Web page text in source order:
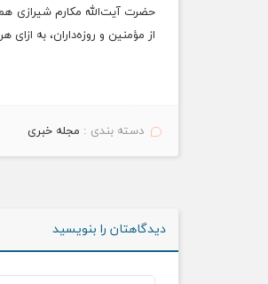
حضرت ‌آیت‌الله مکارم شیرازی
از مؤمنین و روزه‌داران، به ازای هر نفر
دسته بندی : مجله خبری
دیدگاهتان را بنویسید